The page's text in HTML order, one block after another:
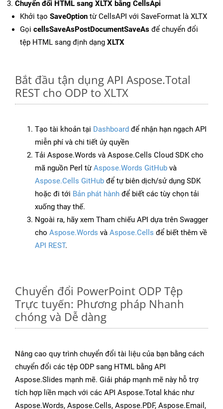
Chuyển đổi HTML sang XLTX bằng CellsApi
Khởi tạo SaveOption từ CellsAPI với SaveFormat là XLTX
Gọi cellsSaveAsPostDocumentSaveAs để chuyển đổi
tệp HTML sang định dạng XLTX
Bắt đầu tận dụng API Aspose.Total
REST cho ODP to XLTX
Tạo tài khoản tại Dashboard để nhận hạn ngạch API
miễn phí và chi tiết ủy quyền
Tải Aspose.Words và Aspose.Cells Cloud SDK cho
mã nguồn Perl từAspose.Words GitHub và
Aspose.Cells GitHub để tự biên dịch/sử dụng SDK
hoặc đi tới Bản phát hành để biết các tùy chọn tải
xuống thay thế.
Ngoài ra, hãy xem Tham chiếu API dựa trên Swagger
cho Aspose.Words và Aspose.Cells để biết thêm về
API REST.
Chuyển đổi PowerPoint ODP Tệp
Trực tuyến: Phương pháp Nhanh
chóng và Dễ dàng
Nâng cao quy trình chuyển đổi tài liệu của bạn bằng cách
chuyển đổi các tệp ODP sang HTML bằng API
Aspose.Slides mạnh mẽ. Giải pháp mạnh mẽ này hỗ trợ
tích hợp liền mạch với các API Aspose.Total khác như
Aspose.Words, Aspose.Cells, Aspose.PDF, Aspose.Email,